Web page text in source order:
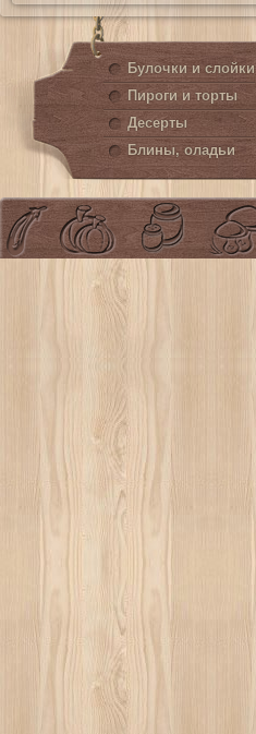
Булочки и слойки
Пироги и торты
Десерты
Блины, оладьи